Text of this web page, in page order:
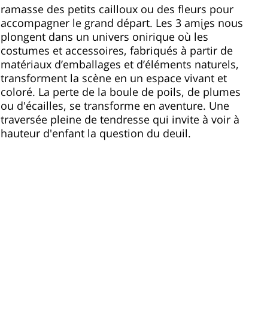
ramasse des petits cailloux ou des fleurs pour
accompagner le grand départ. Les 3 ami·es nous
plongent dans un univers onirique où les
costumes et accessoires, fabriqués à partir de
matériaux d’emballages et d’éléments naturels,
transforment la scène en un espace vivant et
hauteur d'enfant la question du deuil.